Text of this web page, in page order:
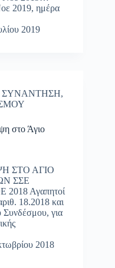
2019, ημέρα
2019
ΣΥΝΑΝΤΗΣΗ,
στο Άγιο
ΣΤΟ ΑΓΙΟ
ΣΣΕ
Αγαπητοί
18.2018 και
για
2018